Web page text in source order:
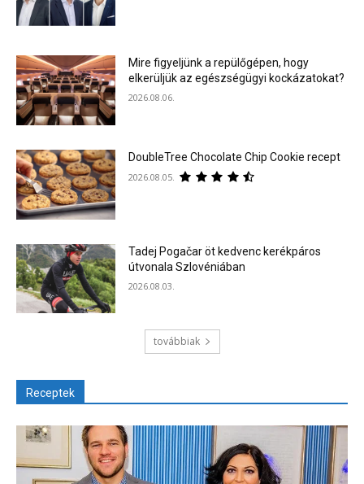
Mire figyeljünk a repülőgépen, hogy
elkerüljük az egészségügyi kockázatokat?
2026.08.06.
DoubleTree Chocolate Chip Cookie recept
2026.08.05.
Tadej Pogačar öt kedvenc kerékpáros
útvonala Szlovéniában
2026.08.03.
továbbiak
Receptek